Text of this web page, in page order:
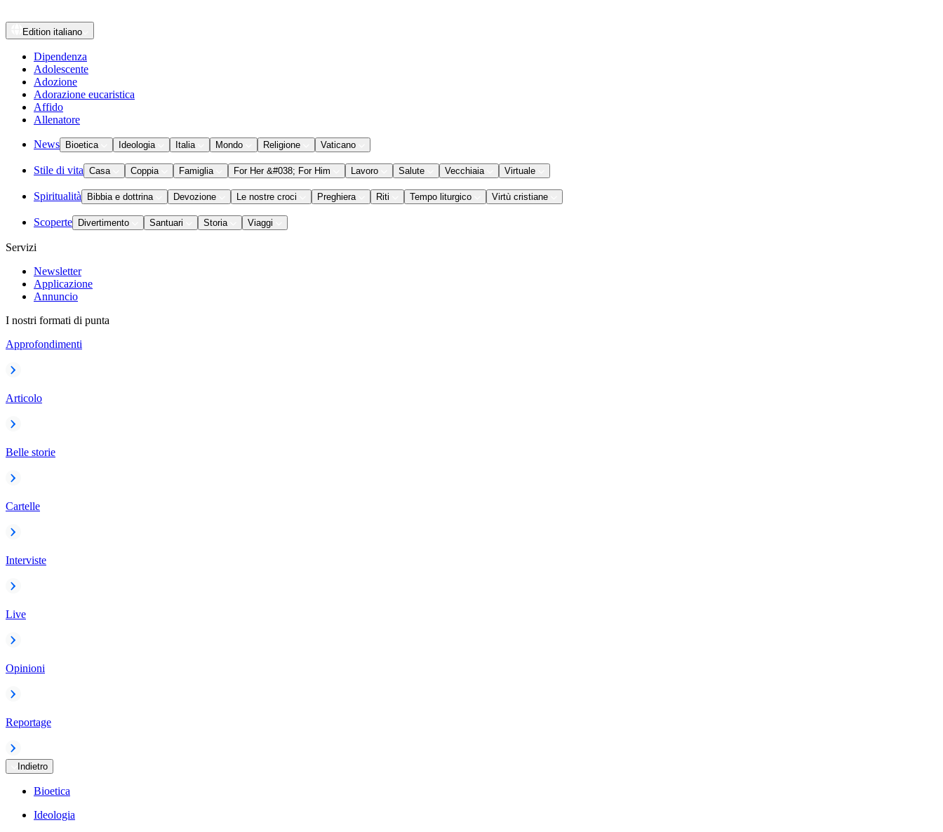
Edition italiano
Dipendenza
Adolescente
Adozione
Adorazione eucaristica
Affido
Allenatore
News Bioetica Ideologia Italia Mondo Religione Vaticano
Stile di vita Casa Coppia Famiglia For Her &#038; For Him Lavoro Salute Vecchiaia Virtuale
Spiritualità Bibbia e dottrina Devozione Le nostre croci Preghiera Riti Tempo liturgico Virtù cristiane
Scoperte Divertimento Santuari Storia Viaggi
Servizi
Newsletter
Applicazione
Annuncio
I nostri formati di punta
Approfondimenti
Articolo
Belle storie
Cartelle
Interviste
Live
Opinioni
Reportage
Indietro
Bioetica
Ideologia